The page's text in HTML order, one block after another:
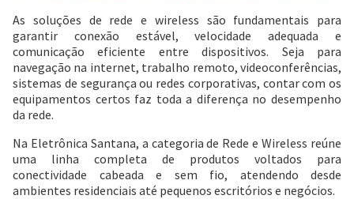
As soluções de rede e wireless são fundamentais para
garantir conexão estável, velocidade adequada e
comunicação eficiente entre dispositivos. Seja para
navegação na internet, trabalho remoto, videoconferências,
sistemas de segurança ou redes corporativas, contar com os
equipamentos certos faz toda a diferença no desempenho
da rede.
Na Eletrônica Santana, a categoria de Rede e Wireless reúne
uma linha completa de produtos voltados para
conectividade cabeada e sem fio, atendendo desde
ambientes residenciais até pequenos escritórios e negócios.